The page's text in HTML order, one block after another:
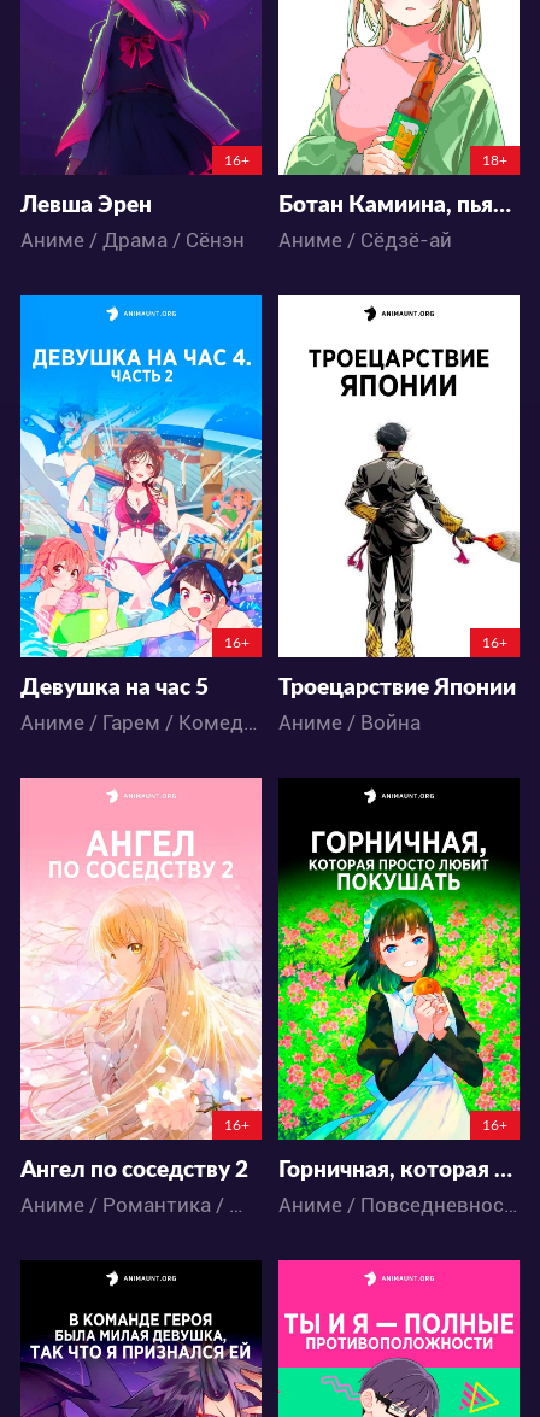
56 25
16+
Левша Эрен
Аниме / Драма / Сёнэн
74 36
18+
Ботан Камиина, пьяная внешность — цветок лилии
Аниме / Сёдзё-ай
13312
61 29
16+
Девушка на час 5
Аниме / Гарем / Комедия / Романтика / Сёнэн
11913
106 45
16+
Троецарствие Японии
Аниме / Война
17365
84 37
16+
Ангел по соседству 2
Аниме / Романтика / Школа
14587
84 32
16+
Горничная, которая просто любит покушать
Аниме / Повседневность